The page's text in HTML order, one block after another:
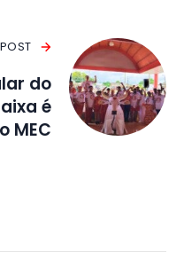
do
é
MEC